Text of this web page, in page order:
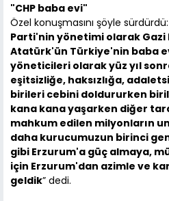
"CHP baba evi"
Özel konuşmasını şöyle sürdürdü:
Parti'nin yönetimi olarak
Atatürk'ün Türkiye'nin baba
yöneticileri olarak yüz yıl
eşitsizliğe, haksızlığa,
birileri cebini doldururken
kana kana yaşarken diğer
mahkum edilen milyonların
daha kurucumuzun birinci
gibi Erzurum'a güç almaya,
için Erzurum'dan azimle ve
geldik” dedi.